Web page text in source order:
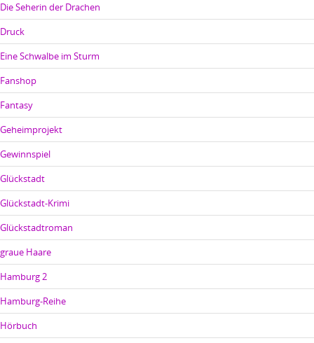
Die Seherin der Drachen
Druck
Eine Schwalbe im Sturm
Fanshop
Fantasy
Geheimprojekt
Gewinnspiel
Glückstadt
Glückstadt-Krimi
Glückstadtroman
graue Haare
Hamburg 2
Hamburg-Reihe
Hörbuch